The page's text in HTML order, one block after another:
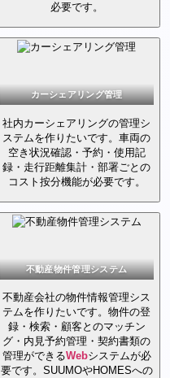
必要です。
カーシェアリング管理
社内カーシェアリングの管理シ
ステムを作りたいです。車両の
空き状況確認・予約・使用記
録・走行距離集計・部署ごとの
コスト按分機能が必要です。
不動産物件管理システム
不動産会社の物件情報管理シス
テムを作りたいです。物件の登
録・検索・顧客とのマッチン
グ・内見予約管理・契約書類の
管理ができるWebシステムが必
要です。SUUMOやHOMESへの